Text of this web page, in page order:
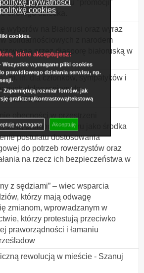
prywatności
cookies
cookies.
które akceptujesz:
Wszystkie wymagane pliki cookies
prawidłowego działania serwisu, np.
- Zapamiętują rozmiar fontów, jak
graficzną/kontrastową/tekstową
wymagane Akceptuję
i balonami w celu "promocji"
chorego dziecka.
wyborów na Białorusi oraz wyraz
solidarnościowych z narodem
przez diasporę białoruską w
, m. in. dla członków, sympatyków i
dołączeniem do
2050
obecności w przestrzeni
promocja roweru jako środka
postulatu dostosowania
do potrzeb rowerzystów oraz
na rzecz ich bezpieczeństwa w
z sędziami” – wiec wsparcia
którzy mają odwagę
zmianom, wprowadzanym w
którzy protestują przeciwko
praworządności i łamaniu
rewolucją w mieście - Szanuj